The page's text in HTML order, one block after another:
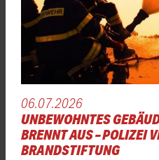
06.07.2026
UNBEWOHNTES
RENNT AUS – POLIZEI
RANDSTIFTUNG